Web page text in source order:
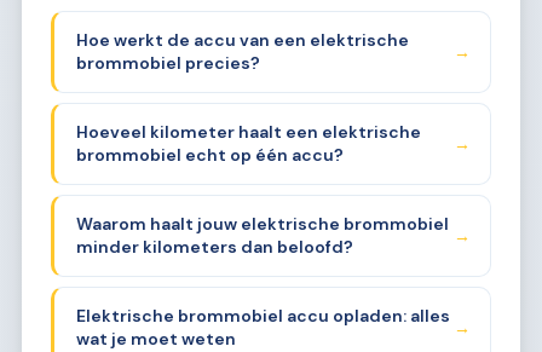
Hoe werkt de accu van een elektrische
brommobiel precies?
→
Hoeveel kilometer haalt een elektrische
brommobiel echt op één accu?
→
Waarom haalt jouw elektrische brommobiel
minder kilometers dan beloofd?
→
Elektrische brommobiel accu opladen: alles
wat je moet weten
→